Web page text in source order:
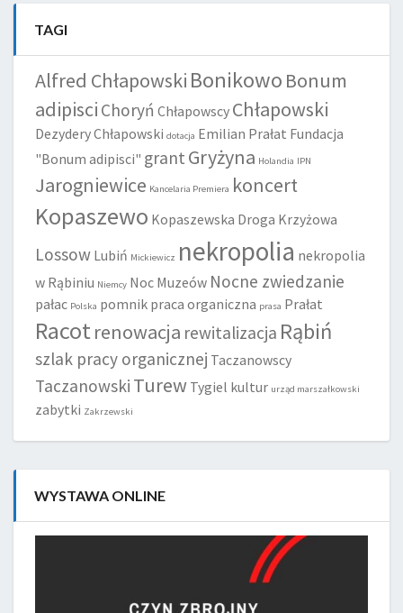
TAGI
Alfred Chłapowski Bonikowo Bonum
adipisci Choryń Chłapowscy Chłapowski
Dezydery Chłapowski dotacja Emilian Prałat Fundacja
"Bonum adipisci" grant Gryżyna Holandia IPN
Jarogniewice Kancelaria Premiera koncert
Kopaszewo Kopaszewska Droga Krzyżowa
Lossow Lubiń Mickiewicz nekropolia nekropolia
w Rąbiniu Niemcy Noc Muzeów Nocne zwiedzanie
pałac Polska pomnik praca organiczna prasa Prałat
Racot renowacja rewitalizacja Rąbiń
szlak pracy organicznej Taczanowscy
Taczanowski Turew Tygiel kultur urząd marszałkowski
zabytki Zakrzewski
WYSTAWA ONLINE